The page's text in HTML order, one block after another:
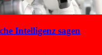
Intelligenz sagen